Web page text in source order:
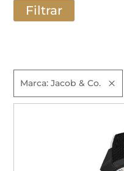
Filtrar
Marca: Jacob & Co.